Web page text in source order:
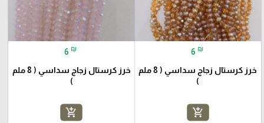
6 ₪
خرز كرستال زجاج سداسي ( 8 ملم
)
add_shopping_cart
6 ₪
خرز كرستال زجاج سداسي ( 8 ملم
)
add_shopping_cart